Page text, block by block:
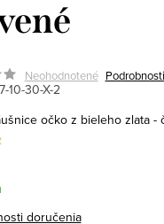
Neohodnotené
10-30-X-2
očko z bieleho zlata -
doručenia